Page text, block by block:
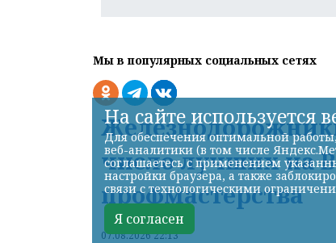
Мы в популярных социальных сетях
число лучших на
профмастерства
07.08.2026 22:13
На сайте используется
Для обеспечения оптимальной
веб-аналитики (в том числе
соглашаетесь с применением
настройки браузера, а также
связи с технологическими
Я согласен